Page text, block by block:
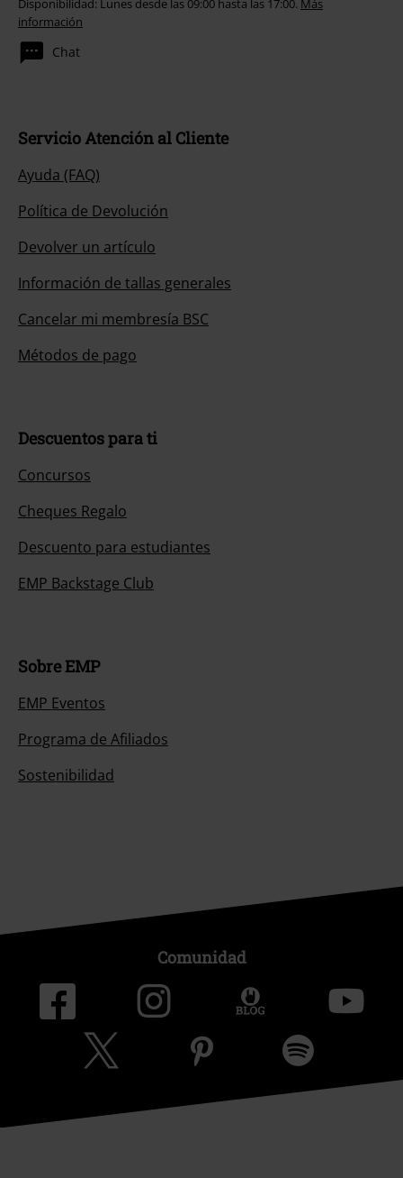
Disponibilidad: Lunes desde las 09:00 hasta las 17:00. Más
información
Chat
Servicio Atención al Cliente
Ayuda (FAQ)
Política de Devolución
Devolver un artículo
Información de tallas generales
Cancelar mi membresía BSC
Métodos de pago
Descuentos para ti
Concursos
Cheques Regalo
Descuento para estudiantes
EMP Backstage Club
Sobre EMP
EMP Eventos
Programa de Afiliados
Sostenibilidad
Comunidad